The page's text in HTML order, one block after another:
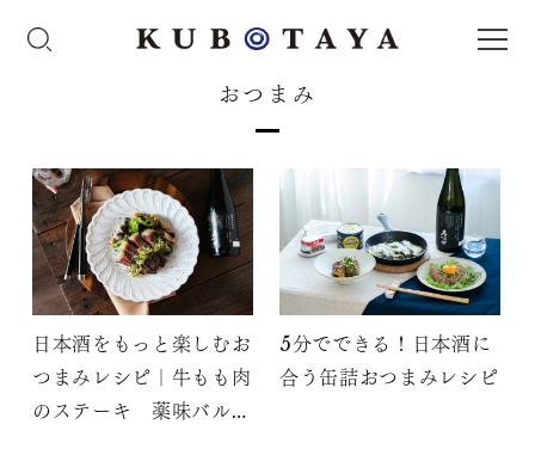
おつまみ
日本酒をもっと楽しむお
つまみレシピ｜牛もも肉
のステーキ 薬味バルサ
5分でできる！日本酒に
合う缶詰おつまみレシピ